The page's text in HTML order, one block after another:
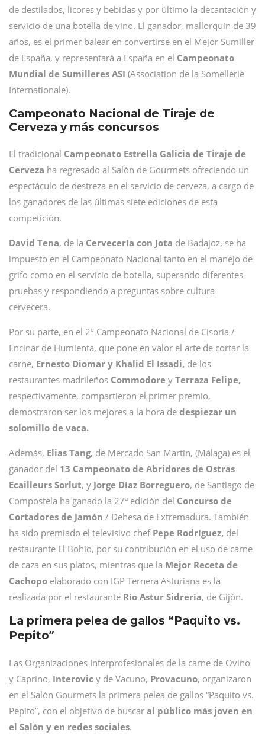
de destilados, licores y bebidas y por último la decantación y
servicio de una botella de vino. El ganador, mallorquín de 39
años, es el primer balear en convertirse en el Mejor Sumiller
de España, y representará a España en el Campeonato
Mundial de Sumilleres ASI (Association de la Somellerie
Internationale).
Campeonato Nacional de Tiraje de
Cerveza y más concursos
El tradicional Campeonato Estrella Galicia de Tiraje de
Cerveza ha regresado al Salón de Gourmets ofreciendo un
espectáculo de destreza en el servicio de cerveza, a cargo de
los ganadores de las últimas siete ediciones de esta
competición.
David Tena, de la Cervecería con Jota de Badajoz, se ha
impuesto en el Campeonato Nacional tanto en el manejo de
grifo como en el servicio de botella, superando diferentes
pruebas y respondiendo a preguntas sobre cultura
cervecera.
Por su parte, en el 2º Campeonato Nacional de Cisoria /
Encinar de Humienta, que pone en valor el arte de cortar la
carne, Ernesto Diomar y Khalid El Issadi, de los
restaurantes madrileños Commodore y Terraza Felipe,
respectivamente, compartieron el primer premio,
demostraron ser los mejores a la hora de despiezar un
solomillo de vaca.
Además, Elias Tang, de Mercado San Martin, (Málaga) es el
ganador del 13 Campeonato de Abridores de Ostras
Ecailleurs Sorlut, y Jorge Díaz Borreguero, de Santiago de
Compostela ha ganado la 27ª edición del Concurso de
Cortadores de Jamón / Dehesa de Extremadura. También
ha sido premiado el televisivo chef Pepe Rodríguez, del
restaurante El Bohío, por su contribución en el uso de carne
de caza en sus platos, mientras que la Mejor Receta de
Cachopo elaborado con IGP Ternera Asturiana es la
realizada por el restaurante Río Astur Sidrería, de Gijón.
La primera pelea de gallos “Paquito vs.
Pepito”
Las Organizaciones Interprofesionales de la carne de Ovino
y Caprino, Interovic y de Vacuno, Provacuno, organizaron
en el Salón Gourmets la primera pelea de gallos “Paquito vs.
Pepito”, con el objetivo de buscar al público más joven en
el Salón y en redes sociales.